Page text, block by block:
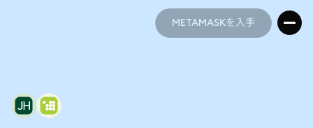
METAMASKを入手